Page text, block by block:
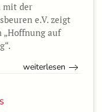
mit der
e.V. zeigt
„Hoffnung auf
weiterlesen